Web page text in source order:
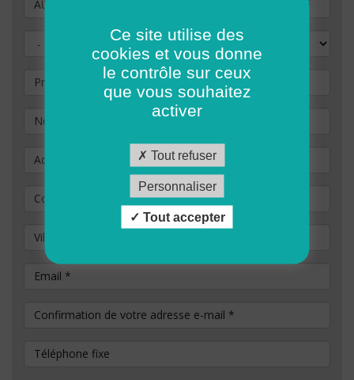
Prénom
Nom
Adresse
Code Postal
Ville / commune
Email*
Confirmation de votre adresse e-mail
Téléphone fixe
Ce site utilise des
cookies et vous donne
le contrôle sur ceux
que vous souhaitez
activer
Tout refuser
Personnaliser
Tout accepter